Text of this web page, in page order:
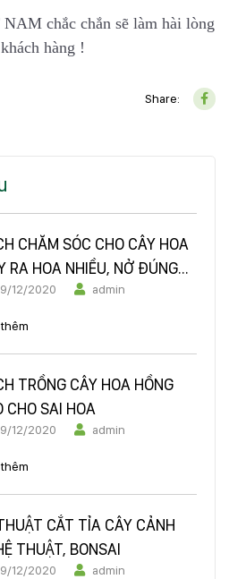
CHĂM SÓC CHO CÂY HOA
RA HOA NHIỀU, NỞ ĐÚNG
ĐÓN XUÂN
12/2020 admin
TRỒNG CÂY HOA HỒNG
CHO SAI HOA
12/2020 admin
CẮT TỈA CÂY CẢNH
THUẬT, BONSAI
12/2020 admin
chắc chắn sẽ làm hài lòng
hàng !
Share: